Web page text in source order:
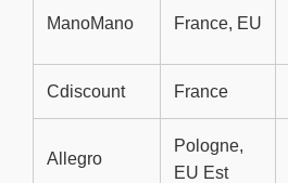
ManoMano France, EU
Cdiscount France
Allegro
Pologne,
EU Est